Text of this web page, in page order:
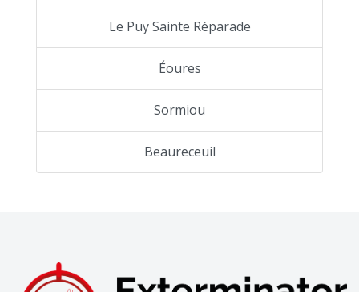
Le Puy Sainte Réparade
Éoures
Sormiou
Beaureceuil